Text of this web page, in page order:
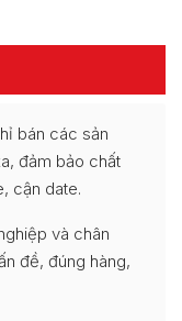
bán các sản
đảm bảo chất
cận date.
và chân
đề, đúng hàng,